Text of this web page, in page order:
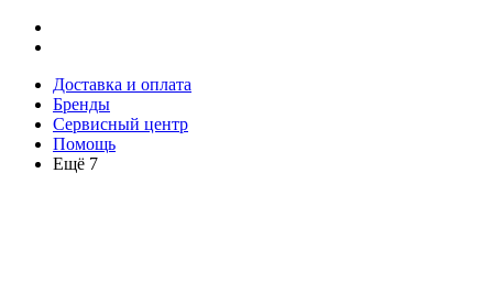
Доставка и оплата
Бренды
Сервисный центр
Помощь
Ещё 7